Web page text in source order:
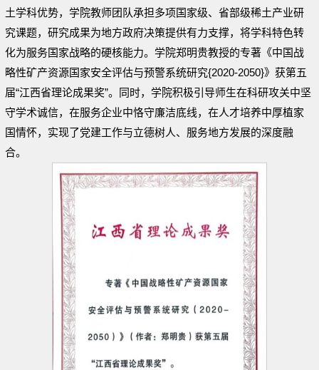
土学科优势，学院教师团队承担多项国家级、省部级稀土产业研
究课题，研究成果为地方政府决策提供有力支撑，将学科特色转
化为服务国家战略的硬核能力。学院郑明贵教授的专著《中国战
略性矿产资源国家安全评估与预警系统研究{2020-2050}》获第五
届“江西省理论成果奖”。同时，学院积极引导师生在科研攻关中坚
守学术诚信，在服务企业中恪守廉洁底线，在人才培养中厚植家
国情怀，实现了党建工作与立德树人、服务地方发展的深度融
合。